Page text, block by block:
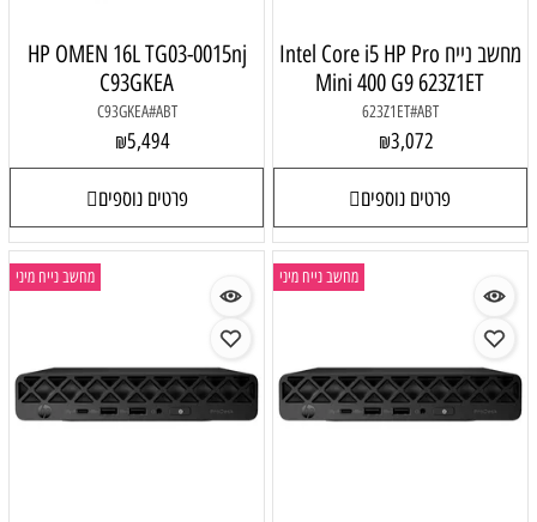
מחשב נייח Intel Core i5 HP Pro
Mini 400 G9 623Z1ET
623Z1ET#ABT
₪3,072
פרטים נוספים
HP OMEN 16L TG03-0015nj
C93GKEA
C93GKEA#ABT
₪5,494
פרטים נוספים
מחשב נייח מיני מחשב נייח מיני